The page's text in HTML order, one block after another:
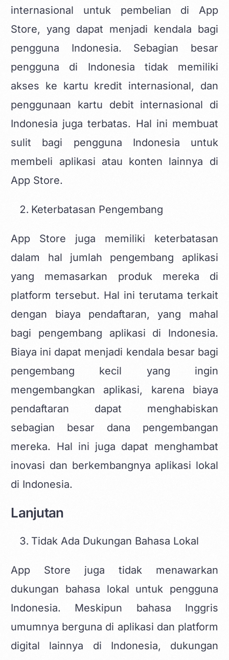
internasional untuk pembelian di App
Store, yang dapat menjadi kendala bagi
pengguna Indonesia. Sebagian besar
pengguna di Indonesia tidak memiliki
akses ke kartu kredit internasional, dan
penggunaan kartu debit internasional di
Indonesia juga terbatas. Hal ini membuat
sulit bagi pengguna Indonesia untuk
membeli aplikasi atau konten lainnya di
App Store.
Keterbatasan Pengembang
App Store juga memiliki keterbatasan
dalam hal jumlah pengembang aplikasi
yang memasarkan produk mereka di
platform tersebut. Hal ini terutama terkait
dengan biaya pendaftaran, yang mahal
bagi pengembang aplikasi di Indonesia.
Biaya ini dapat menjadi kendala besar bagi
pengembang kecil yang ingin
mengembangkan aplikasi, karena biaya
pendaftaran dapat menghabiskan
sebagian besar dana pengembangan
mereka. Hal ini juga dapat menghambat
inovasi dan berkembangnya aplikasi lokal
di Indonesia.
Lanjutan
Tidak Ada Dukungan Bahasa Lokal
App Store juga tidak menawarkan
dukungan bahasa lokal untuk pengguna
Indonesia. Meskipun bahasa Inggris
umumnya berguna di aplikasi dan platform
digital lainnya di Indonesia, dukungan